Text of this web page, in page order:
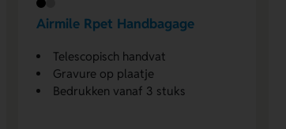
Airmile Rpet Handbagage
Telescopisch handvat
Gravure op plaatje
Bedrukken vanaf 3 stuks